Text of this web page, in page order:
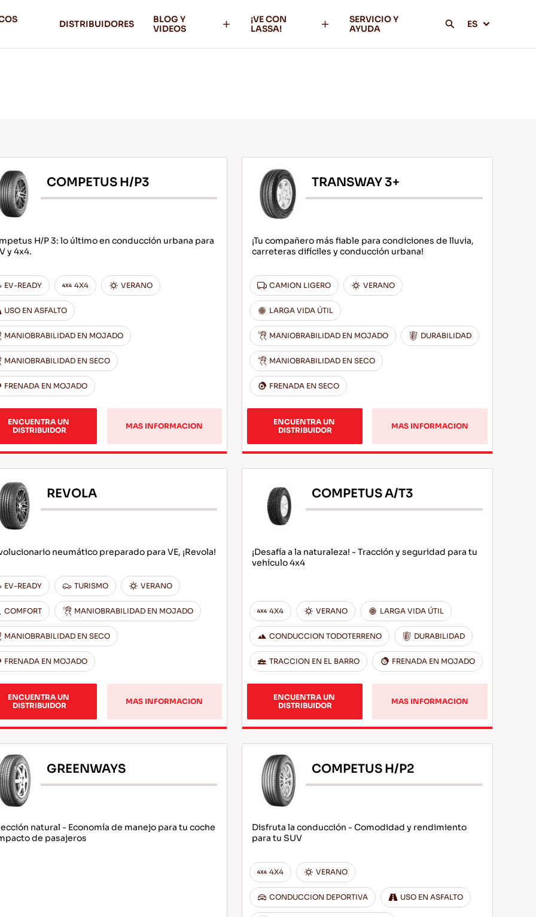
DISTRIBUIDORES
BLOG Y
VIDEOS
¡VE CON
LASSA!
SERVICIO Y
AYUDA
ES
COMPETUS H/P3
H/P 3: lo último en conducción urbana para
y 4x4.
EV-READY 4X4 VERANO
USO EN ASFALTO
MANIOBRABILIDAD EN MOJADO
MANIOBRABILIDAD EN SECO
FRENADA EN MOJADO
ENCUENTRA UN
DISTRIBUIDOR
MAS INFORMACION
TRANSWAY 3+
¡Tu compañero más fiable para condiciones de lluvia,
carreteras difíciles y conducción urbana!
CAMION LIGERO VERANO
LARGA VIDA ÚTIL
MANIOBRABILIDAD EN MOJADO DURABILIDAD
MANIOBRABILIDAD EN SECO
FRENADA EN SECO
ENCUENTRA UN
DISTRIBUIDOR
MAS INFORMACION
REVOLA
neumático preparado para VE, ¡Revola!
EV-READY TURISMO VERANO
COMFORT MANIOBRABILIDAD EN MOJADO
MANIOBRABILIDAD EN SECO
FRENADA EN MOJADO
ENCUENTRA UN
DISTRIBUIDOR
MAS INFORMACION
COMPETUS A/T3
¡Desafía a la naturaleza! - Tracción y seguridad para tu
vehículo 4x4
4X4 VERANO LARGA VIDA ÚTIL
CONDUCCION TODOTERRENO DURABILIDAD
TRACCION EN EL BARRO FRENADA EN MOJADO
ENCUENTRA UN
DISTRIBUIDOR
MAS INFORMACION
GREENWAYS
natural - Economía de manejo para tu coche
de pasajeros
COMPETUS H/P2
Disfruta la conducción - Comodidad y rendimiento
para tu SUV
4X4 VERANO
CONDUCCION DEPORTIVA USO EN ASFALTO